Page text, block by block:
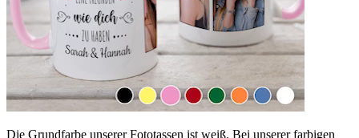
Die Grundfarbe unserer Fototassen ist weiß. Bei unserer farbigen